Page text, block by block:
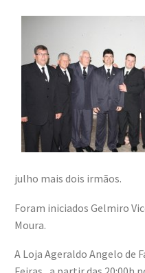
julho mais dois irmãos.
Foram iniciados Gelmiro
Moura.
A Loja Ageraldo Angelo de